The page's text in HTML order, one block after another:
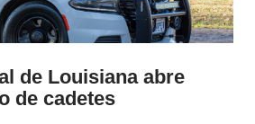
de Louisiana abre
de cadetes